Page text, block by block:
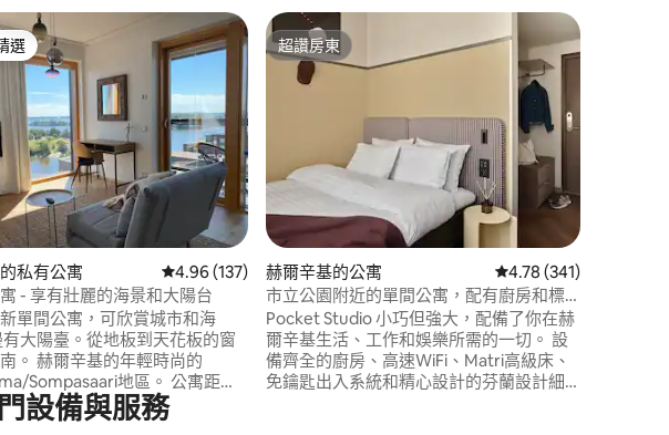
的平均評分（滿分 5 分）
榜首
選
私有公寓 從 137 則評價中獲得 4.96 的平均評分（滿分 5 分）
4.96 (137)
- 享有壯麗的海景和大陽台
單間公寓，可欣賞城市和海
有大陽臺。從地板到天花板的窗
輕時尚的
Sompasaari地區。 公寓距離
的沙灘、大自然和運動地形
行路程。 毗鄰Redi購物中心、
超讚房東
超讚房東
赫爾辛基的公寓 從 341 則評價中獲得
4.78 (341)
市立公園附近的單間公寓，配有廚房和標
準雙人床
Pocket Studio 小巧但強大，配備了你在赫
爾辛基生活、工作和娛樂所需的一切。 設
備齊全的廚房、高速WiFi、Matri高級床、
免鑰匙出入系統和精心設計的芬蘭設計細
設備與服務